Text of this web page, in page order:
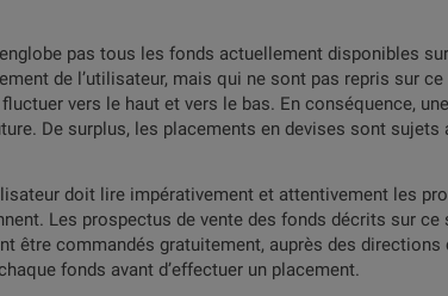
pas tous les fonds actuellement disponibles
de l’utilisateur, mais qui ne sont pas repris sur ce
vers le haut et vers le bas. En conséquence,
De surplus, les placements en devises sont
doit lire impérativement et attentivement les
Les prospectus de vente des fonds décrits sur ce
être commandés gratuitement, auprès des directions
fonds avant d’effectuer un placement.